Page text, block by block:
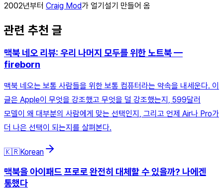
2002년부터 Craig Mod가 얼기설기 만들어 옴
관련 추천 글
맥북 네오 리뷰: 우리 나머지 모두를 위한 노트북 —
fireborn
맥북 네오는 보통 사람들을 위한 보통 컴퓨터라는 약속을 내세운다. 이
글은 Apple이 무엇을 강조했고 무엇을 덜 강조했는지, 599달러
모델이 왜 대부분의 사람에게 맞는 선택인지, 그리고 언제 Air나 Pro가
더 나은 선택이 되는지를 살펴본다.
🇰🇷Korean
맥북을 아이패드 프로로 완전히 대체할 수 있을까? 나에겐
통했다